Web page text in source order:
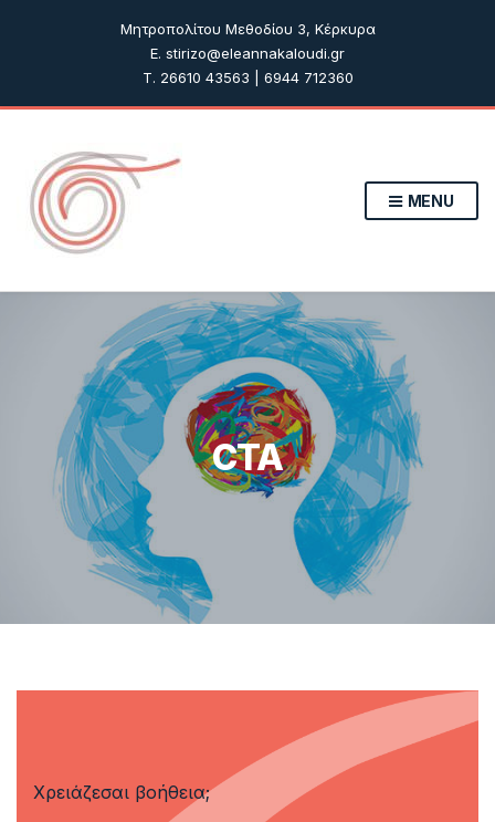
Μητροπολίτου Μεθοδίου 3, Κέρκυρα
E. stirizo@eleannakaloudi.gr
T. 26610 43563 | 6944 712360
MENU
CTA
Χρειάζεσαι βοήθεια;